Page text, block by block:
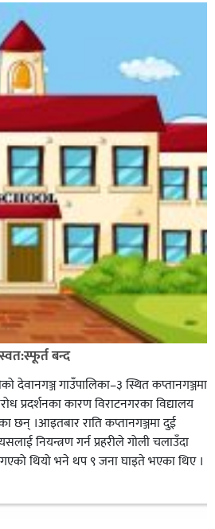
बन्द
देवानगञ्ज गाउँपालिका–३ स्थित कप्तानगञ्जमा
प्रदर्शनका कारण विराटनगरका विद्यालय
छन् ।आइतबार राति कप्तानगञ्जमा दुई
नियन्त्रण गर्न प्रहरीले गोली चलाउँदा
थियो भने थप ९ जना घाइते भएका थिए ।